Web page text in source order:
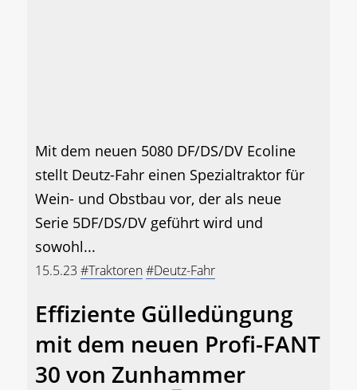
Mit dem neuen 5080 DF/DS/DV Ecoline
stellt Deutz-Fahr einen Spezialtraktor für
Wein- und Obstbau vor, der als neue
Serie 5DF/DS/DV geführt wird und
sowohl...
15.5.23 #Traktoren#Deutz-Fahr
Effiziente Gülledüngung
mit dem neuen Profi-FANT
30 von Zunhammer